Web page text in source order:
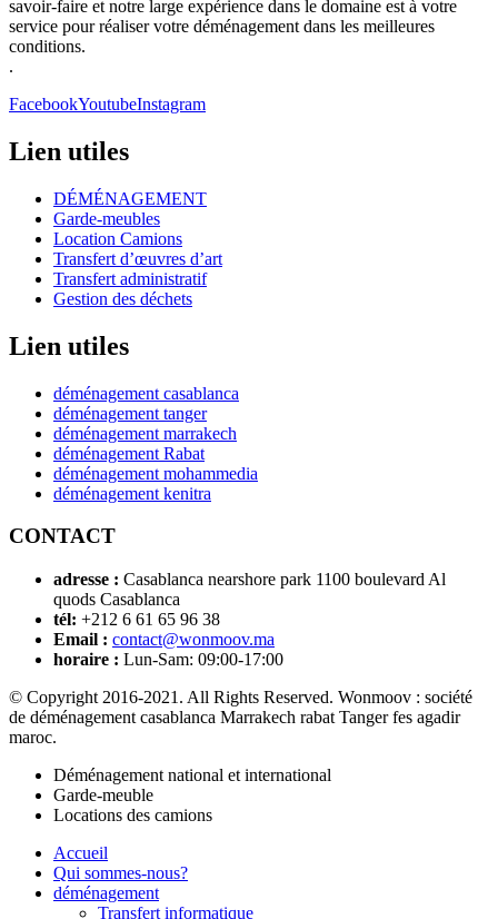
savoir-faire et notre large expérience dans le domaine est à votre
service pour réaliser votre déménagement dans les meilleures
conditions.
.
FacebookYoutubeInstagram
Lien utiles
DÉMÉNAGEMENT
Garde-meubles
Location Camions
Transfert d’œuvres d’art
Transfert administratif
Gestion des déchets
Lien utiles
déménagement casablanca
déménagement tanger
déménagement marrakech
déménagement Rabat
déménagement mohammedia
déménagement kenitra
CONTACT
adresse : Casablanca nearshore park 1100 boulevard Al
quods Casablanca
tél: +212 6 61 65 96 38
Email : contact@wonmoov.ma
horaire : Lun-Sam: 09:00-17:00
© Copyright 2016-2021. All Rights Reserved. Wonmoov : société
de déménagement casablanca Marrakech rabat Tanger fes agadir
maroc.
Déménagement national et international
Garde-meuble
Locations des camions
Accueil
Qui sommes-nous?
déménagement
Transfert informatique